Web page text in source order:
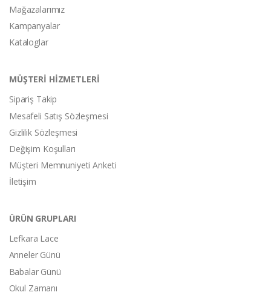
Mağazalarımız
Kampanyalar
Kataloglar
MÜŞTERİ HİZMETLERİ
Sipariş Takip
Mesafeli Satış Sözleşmesi
Gizlilik Sözleşmesi
Değişim Koşulları
Müşteri Memnuniyeti Anketi
İletişim
ÜRÜN GRUPLARI
Lefkara Lace
Anneler Günü
Babalar Günü
Okul Zamanı